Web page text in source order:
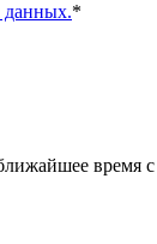
данных.*
время